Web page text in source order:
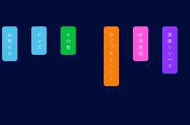
お
知
ら
せ
グ
ッ
ズ
そ
の
他
ラ
イ
ブ
＆
イ
ベ
ン
ト
出
演
情
報
楽
曲
リ
リ
ー
ス